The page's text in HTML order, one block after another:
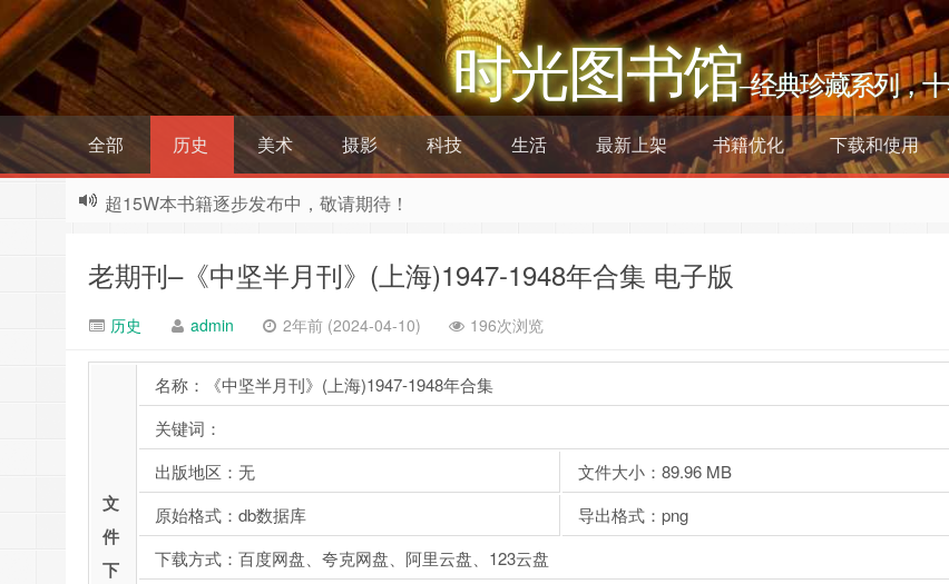
时光图书馆–经典珍藏系列，
全部 历史 美术 摄影 科技 生活 最新上架 书籍优化 下载和使用
超15W本书籍逐步发布中，敬请期待！
老期刊–《中坚半月刊》(上海)1947-1948年合集 电子版
历史 admin 2年前 (2024-04-10) 196次浏览
文
件
下
名称：《中坚半月刊》(上海)1947-1948年合集
关键词：
出版地区：无
文件大小：89.96 MB
原始格式：db数据库
导出格式：png
下载方式：百度网盘、夸克网盘、阿里云盘、123云盘